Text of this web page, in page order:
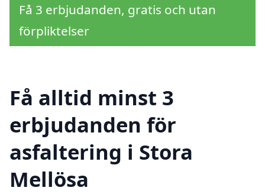
Få 3 erbjudanden, gratis och utan
förpliktelser
Få alltid minst 3
erbjudanden för
asfaltering i Stora
Mellösa